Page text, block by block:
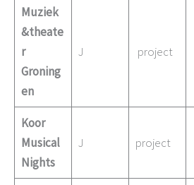
Muziek
&theate
r
Groning
en
J project
Koor
Musical
Nights
J project